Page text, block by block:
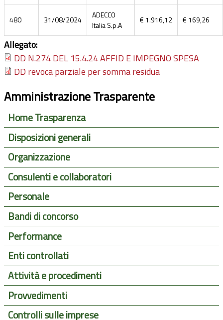
480 31/08/2024
ADECCO
Italia S.p.A
€ 1.916,12 € 169,26
Allegato:
DD N.274 DEL 15.4.24 AFFID E IMPEGNO SPESA
DD revoca parziale per somma residua
Amministrazione Trasparente
Home Trasparenza
Disposizioni generali
Organizzazione
Consulenti e collaboratori
Personale
Bandi di concorso
Performance
Enti controllati
Attività e procedimenti
Provvedimenti
Controlli sulle imprese